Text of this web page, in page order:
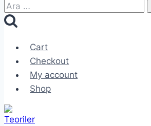
Arama:
Cart
Checkout
My account
Shop